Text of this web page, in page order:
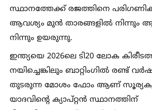
സ്ഥാനത്തേക്ക് രജത്തിനെ
ആവശ്യം മുൻ താരങ്ങളില്‍ നിന്നും
നിന്നും ഉയരുന്നു.
ഇന്ത്യയെ 2026ലെ ടി20 ലോക
നയിച്ചെങ്കിലും ബാറ്റിംഗില്‍ രണ്ട്
തുടരുന്ന മോശം ഫോം ആണ്
യാദവിന്റെ ക്യാപ്റ്റൻ സ്ഥാനത്തിന്